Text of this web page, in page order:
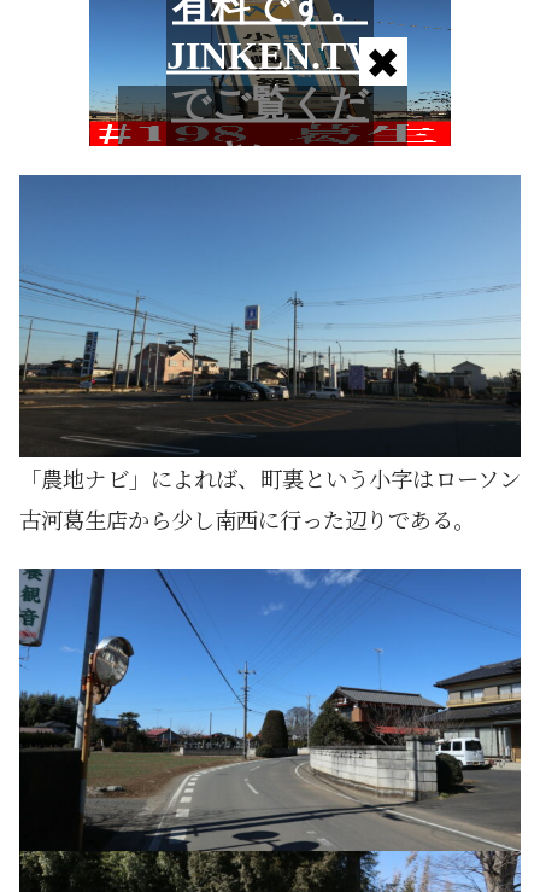
「農地ナビ」によれば、町裏という小字はローソン
古河葛生店から少し南西に行った辺りである。